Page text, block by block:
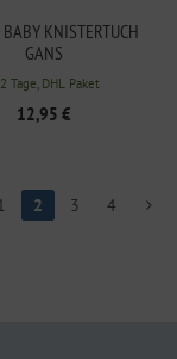
KNISTERTUCH
GANS
Tage, DHL Paket
12,95 €
2 3 4